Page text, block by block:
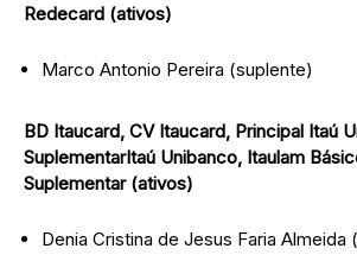
Redecard (ativos)
Marco Antonio Pereira (suplente)
BD Itaucard, CV Itaucard, Principal Itaú
SuplementarItaú Unibanco, Itaulam
Suplementar (ativos)
Denia Cristina de Jesus Faria Almeida